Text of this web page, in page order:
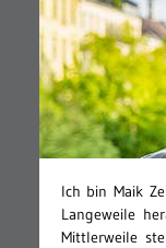
Ich bin Maik
Langeweile
Mittlerweile